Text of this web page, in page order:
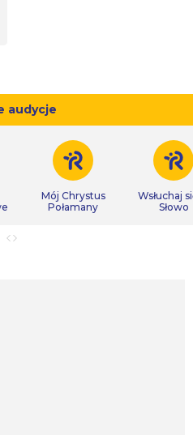
audycje
Mój Chrystus
Połamany
Wsłuchaj
Słowo